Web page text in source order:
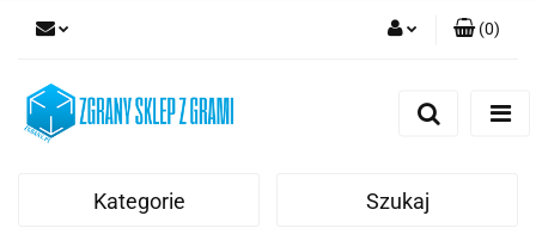
(0)
Kategorie Szukaj